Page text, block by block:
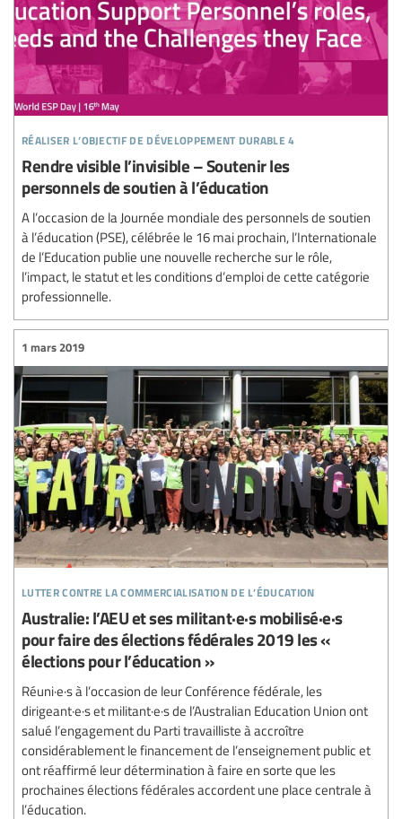
réaliser l’objectif de développement durable 4
Rendre visible l’invisible – Soutenir les
personnels de soutien à l’éducation
A l’occasion de la Journée mondiale des personnels de soutien
à l’éducation (PSE), célébrée le 16 mai prochain, l’Internationale
de l’Education publie une nouvelle recherche sur le rôle,
l’impact, le statut et les conditions d’emploi de cette catégorie
professionnelle.
lutter contre la commercialisation de l’éducation
1 mars 2019
Australie: l’AEU et ses militant·e·s mobilisé·e·s
pour faire des élections fédérales 2019 les «
élections pour l’éducation »
Réuni·e·s à l’occasion de leur Conférence fédérale, les
dirigeant·e·s et militant·e·s de l’Australian Education Union ont
salué l’engagement du Parti travailliste à accroître
considérablement le financement de l’enseignement public et
ont réaffirmé leur détermination à faire en sorte que les
prochaines élections fédérales accordent une place centrale à
l’éducation.